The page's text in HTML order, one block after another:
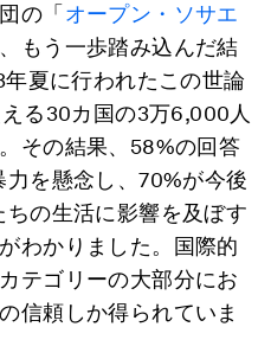
の「 オープン・ソサエ
、もう一歩踏み込んだ結
夏に行われたこの世論
る30カ国の3万6,000人
その結果、58%の回答
を懸念し、70%が今後
の生活に影響を及ぼす
わかりました。国際的
テゴリーの大部分にお
信頼しか得られていま